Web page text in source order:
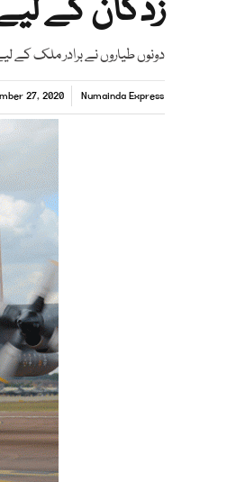
زدگان کے
دونوں طیاروں نے برادر ملک کے لیے 34,000 پونڈ سے زائد امدادی سامان
Numainda Express
27, 2020